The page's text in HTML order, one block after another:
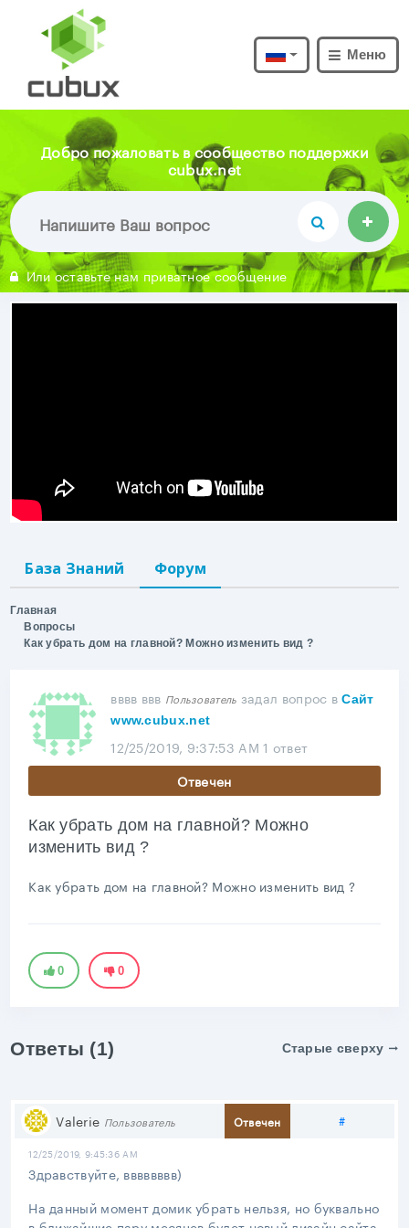
Меню
Добро пожаловать в сообщество поддержки
cubux.net
Или оставьте нам приватное сообщение
База Знаний Форум
Главная
Вопросы
Как убрать дом на главной? Можно изменить вид ?
вввв ввв Пользователь задал вопрос в Сайт
www.cubux.net
12/25/2019, 9:37:53 AM 1 ответ
Отвечен
Как убрать дом на главной? Можно
изменить вид ?
Как убрать дом на главной? Можно изменить вид ?
0 0
Ответы (1) Старые сверху
Valerie Пользователь Отвечен #
12/25/2019, 9:45:36 AM
Здравствуйте, вввввввв)
На данный момент домик убрать нельзя, но буквально